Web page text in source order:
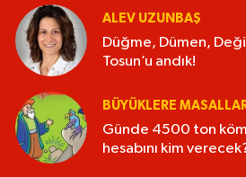
ALEV UZUNBAŞ
Düğme, Dümen,
Tosun’u andık!
BÜYÜKLERE
Günde 4500 ton
hesabını kim